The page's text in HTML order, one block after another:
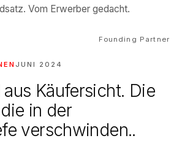
Vom Erwerber gedacht.
Founding Partner
JUNI 2024
Käufersicht. Die
in der
verschwinden..